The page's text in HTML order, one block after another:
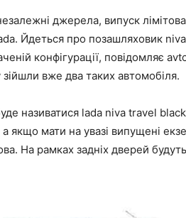
джерела, випуск
Йдеться про позашляховик
конфігурації, повідомляє
зійшли вже два таких автомобіля.
називатися lada niva travel black
якщо мати на увазі випущені
На рамках задніх дверей